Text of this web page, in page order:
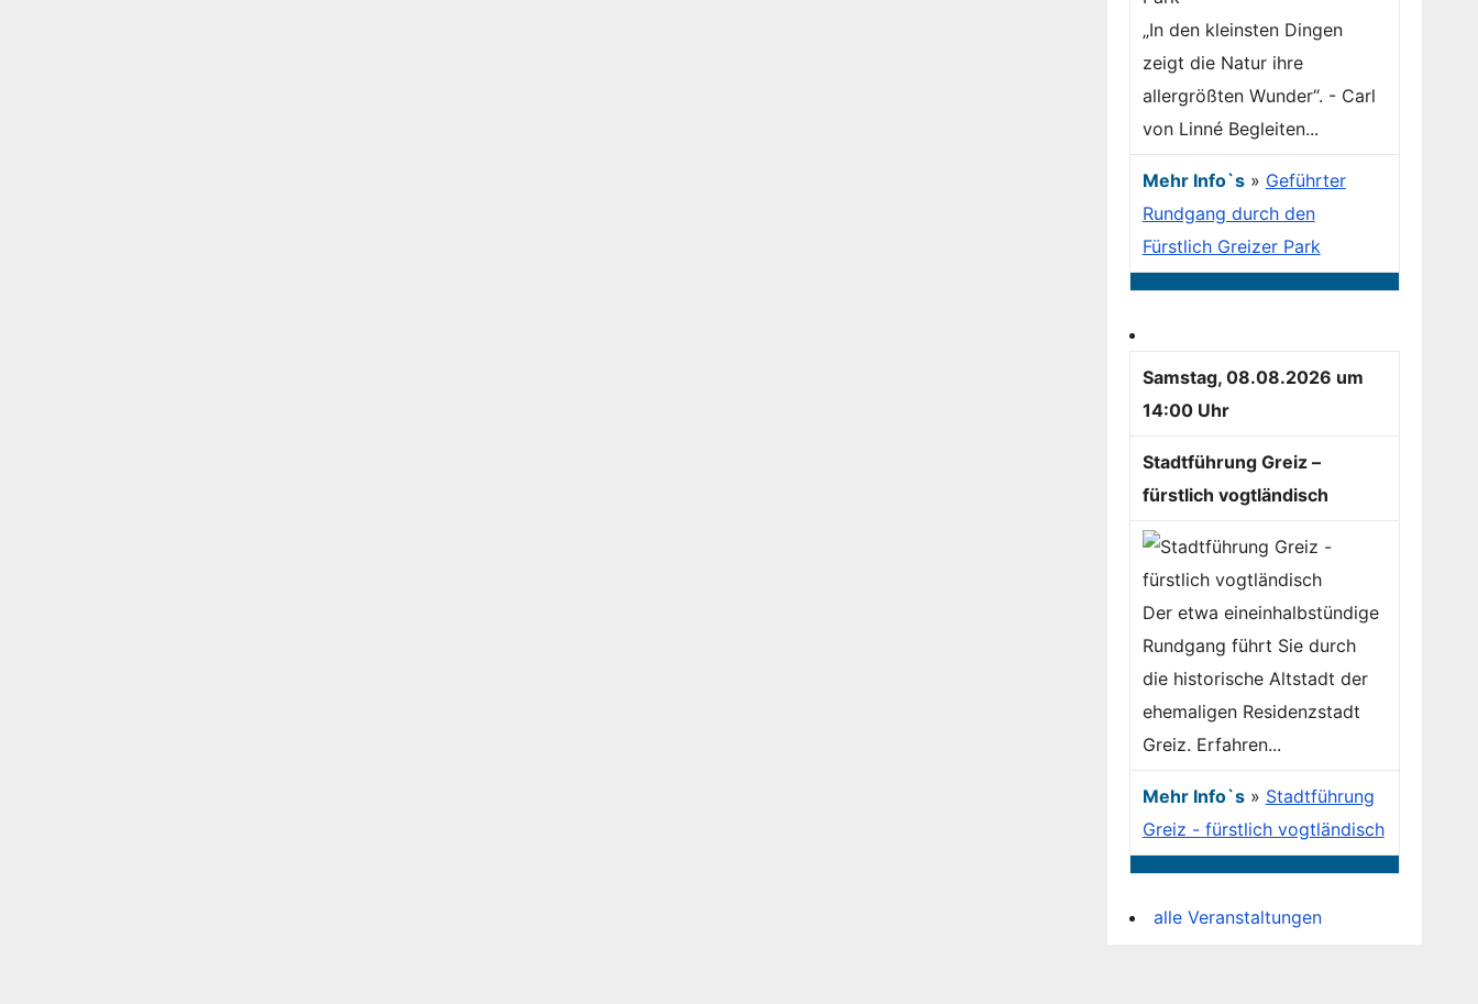
„In den kleinsten Dingen
zeigt die Natur ihre
allergrößten Wunder“. - Carl
von Linné Begleiten...
Mehr Info`s» Geführter
Rundgang durch den
Fürstlich Greizer Park
Samstag, 08.08.2026 um
14:00 Uhr
Stadtführung Greiz –
fürstlich vogtländisch
Der etwa eineinhalbstündige
Rundgang führt Sie durch
die historische Altstadt der
ehemaligen Residenzstadt
Greiz. Erfahren...
Mehr Info`s» Stadtführung
Greiz - fürstlich vogtländisch
alle Veranstaltungen